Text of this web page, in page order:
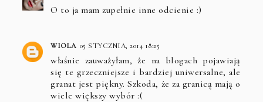
O to ja mam zupełnie inne odcienie :)
WIOLA 05 STYCZNIA, 2014 18:25
właśnie zauważyłam, że na blogach pojawiają
się te grzeczniejsze i bardziej uniwersalne, ale
granat jest piękny. Szkoda, że za granicą mają o
wiele większy wybór :(